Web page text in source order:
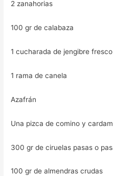
2 zanahorias
100 gr de calabaza
1 cucharada de jengibre
1 rama de canela
Azafrán
Una pizca de comino y
300 gr de ciruelas pasas o
100 gr de almendras crudas